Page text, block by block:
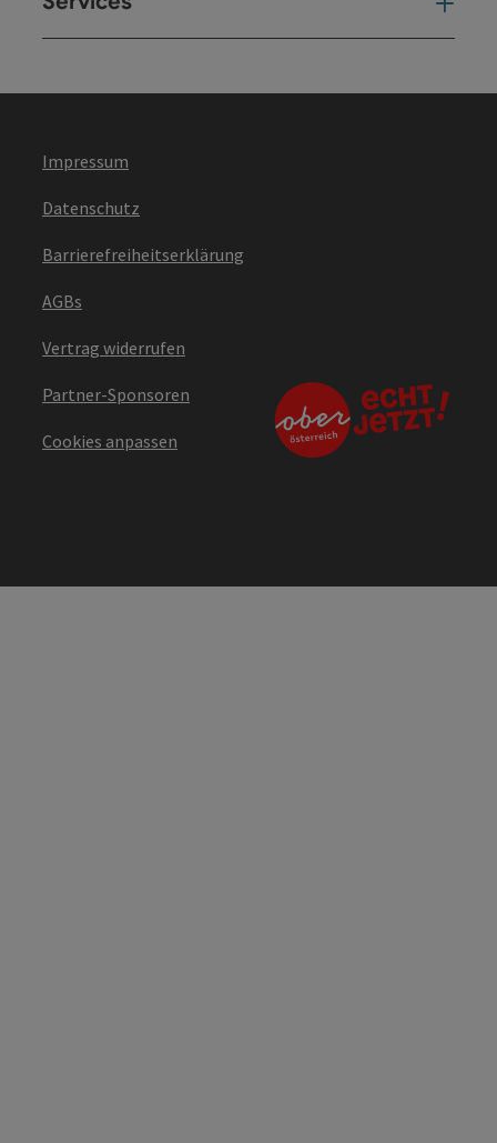
Impressum
Datenschutz
Barrierefreiheitserklärung
AGBs
Vertrag widerrufen
Partner-Sponsoren
Cookies anpassen